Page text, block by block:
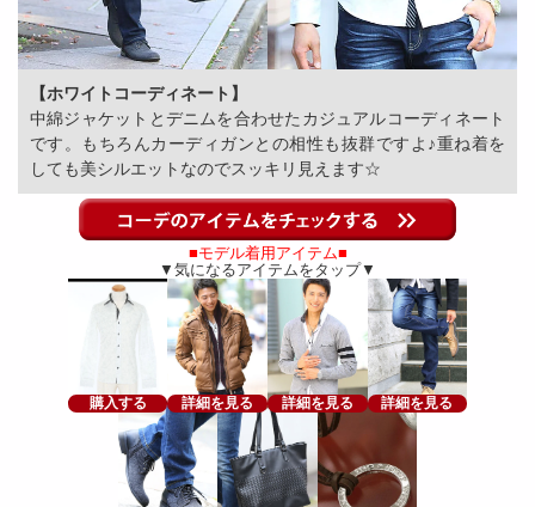
【ホワイトコーディネート】
中綿ジャケットとデニムを合わせたカジュアルコーディネート
です。もちろんカーディガンとの相性も抜群ですよ♪重ね着を
しても美シルエットなのでスッキリ見えます☆
■モデル着用アイテム■
▼気になるアイテムをタップ▼